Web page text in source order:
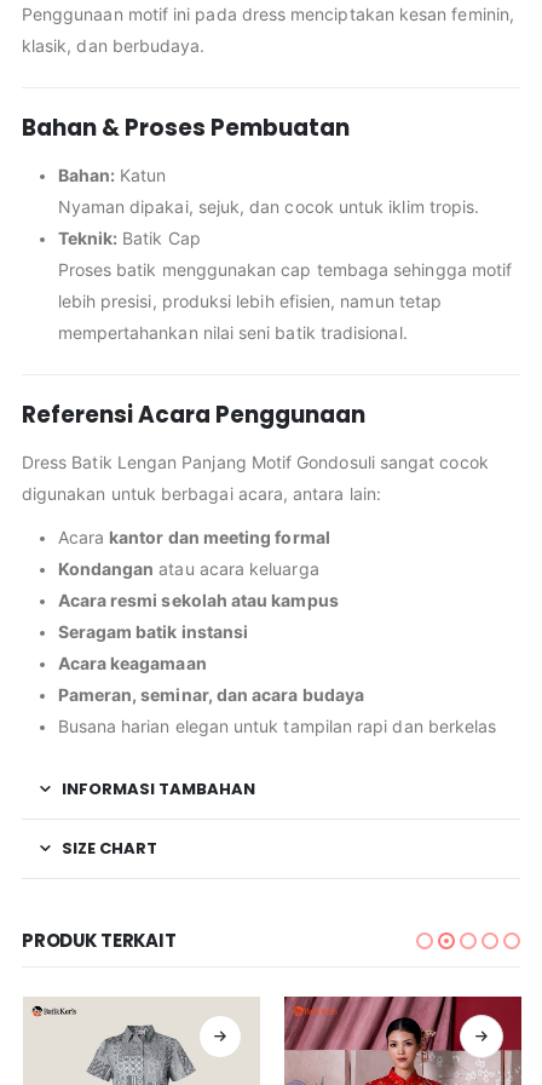
Penggunaan motif ini pada dress menciptakan kesan feminin,
klasik, dan berbudaya.
Bahan & Proses Pembuatan
Bahan: Katun
Nyaman dipakai, sejuk, dan cocok untuk iklim tropis.
Teknik: Batik Cap
Proses batik menggunakan cap tembaga sehingga motif
lebih presisi, produksi lebih efisien, namun tetap
mempertahankan nilai seni batik tradisional.
Referensi Acara Penggunaan
Dress Batik Lengan Panjang Motif Gondosuli sangat cocok
digunakan untuk berbagai acara, antara lain:
Acara kantor dan meeting formal
Kondangan atau acara keluarga
Acara resmi sekolah atau kampus
Seragam batik instansi
Acara keagamaan
Pameran, seminar, dan acara budaya
Busana harian elegan untuk tampilan rapi dan berkelas
INFORMASI TAMBAHAN
SIZE CHART
PRODUK TERKAIT